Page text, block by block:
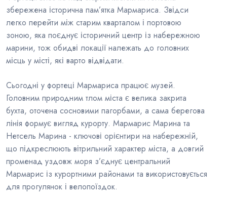
збережена історична пам’ятка Мармариса. Звідси
легко перейти між старим кварталом і портовою
зоною, яка поєднує історичний центр із набережною
марини, тож обидві локації належать до головних
місць у місті, які варто відвідати.
Сьогодні у фортеці Мармариса працює музей.
Головним природним тлом міста є велика закрита
бухта, оточена сосновими пагорбами, а сама берегова
лінія формує вигляд курорту. Мармарис Марина та
Нетсель Марина - ключові орієнтири на набережній,
що підкреслюють вітрильний характер міста, а довгий
променад уздовж моря з’єднує центральний
Мармарис із курортними районами та використовується
для прогулянок і велопоїздок.